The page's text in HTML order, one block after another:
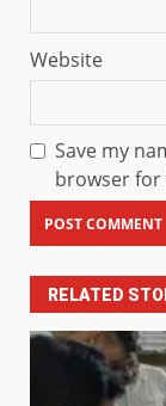
Website
Save my
browser for
RELATED